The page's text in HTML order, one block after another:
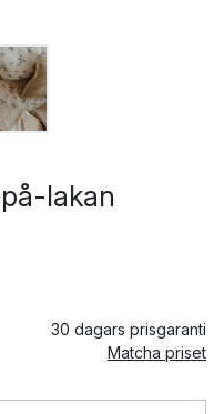
lakan
30 dagars prisgaranti
Matcha priset